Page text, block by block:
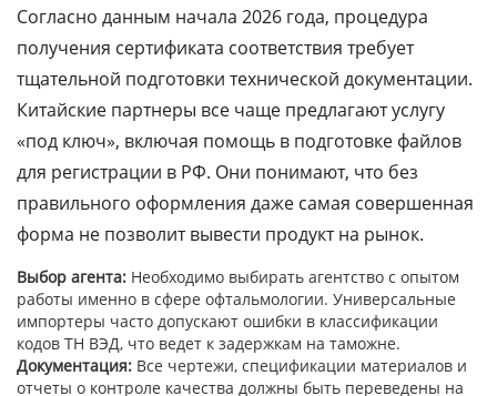
Согласно данным начала 2026 года, процедура
получения сертификата соответствия требует
тщательной подготовки технической документации.
Китайские партнеры все чаще предлагают услугу
«под ключ», включая помощь в подготовке файлов
для регистрации в РФ. Они понимают, что без
правильного оформления даже самая совершенная
форма не позволит вывести продукт на рынок.
Выбор агента: Необходимо выбирать агентство с опытом
работы именно в сфере офтальмологии. Универсальные
импортеры часто допускают ошибки в классификации
кодов ТН ВЭД, что ведет к задержкам на таможне.
Документация: Все чертежи, спецификации материалов и
отчеты о контроле качества должны быть переведены на